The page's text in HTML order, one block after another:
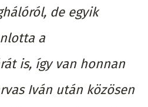
de egyik
a
is, így van honnan
Iván után közösen